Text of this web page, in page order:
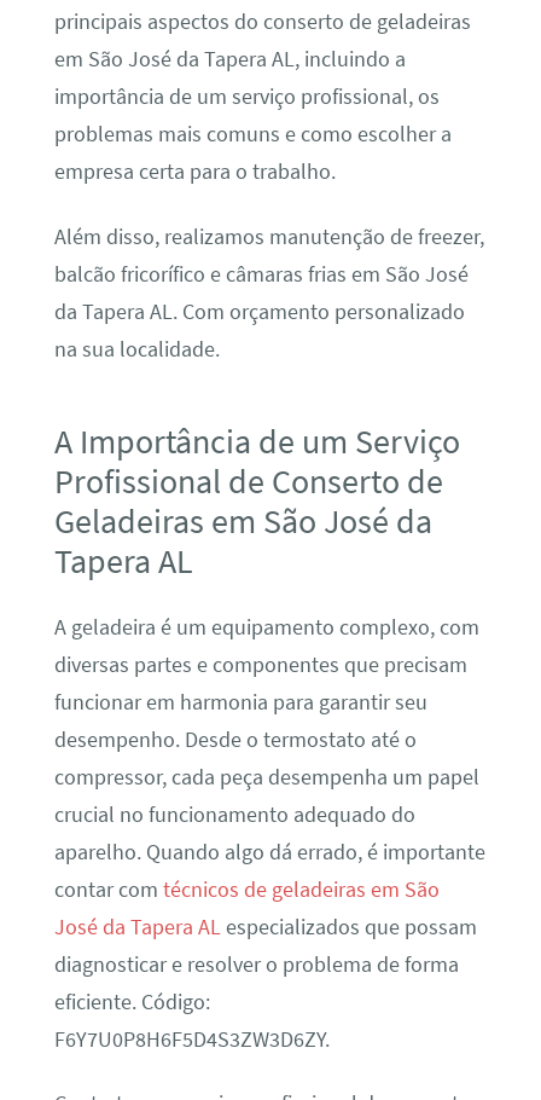
principais aspectos do conserto de geladeiras
em São José da Tapera AL, incluindo a
importância de um serviço profissional, os
problemas mais comuns e como escolher a
empresa certa para o trabalho.
Além disso, realizamos manutenção de freezer,
balcão fricorífico e câmaras frias em São José
da Tapera AL. Com orçamento personalizado
na sua localidade.
A Importância de um Serviço
Profissional de Conserto de
Geladeiras em São José da
Tapera AL
A geladeira é um equipamento complexo, com
diversas partes e componentes que precisam
funcionar em harmonia para garantir seu
desempenho. Desde o termostato até o
compressor, cada peça desempenha um papel
crucial no funcionamento adequado do
aparelho. Quando algo dá errado, é importante
contar com técnicos de geladeiras em São
José da Tapera ALespecializados que possam
diagnosticar e resolver o problema de forma
eficiente. Código:
F6Y7U0P8H6F5D4S3ZW3D6ZY.